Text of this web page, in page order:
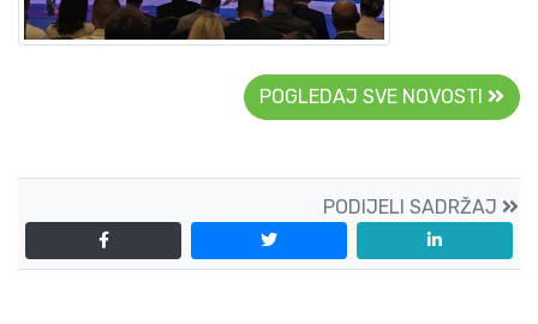
POGLEDAJ SVE NOVOSTI
PODIJELI SADRŽAJ